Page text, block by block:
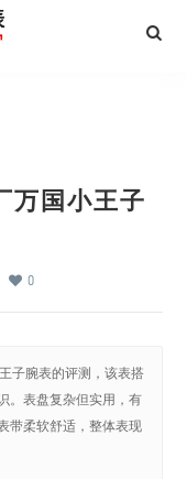
万国小王子
0
子腕表的评测，该表搭
。表盘复杂但实用，有
带柔软舒适，整体表现